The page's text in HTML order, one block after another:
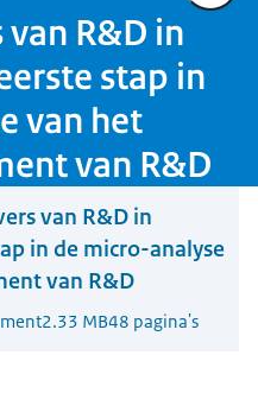
R&D in
stap in
van het
van R&D
van R&D in
in de micro-analyse
van R&D
2.33 MB48 pagina's